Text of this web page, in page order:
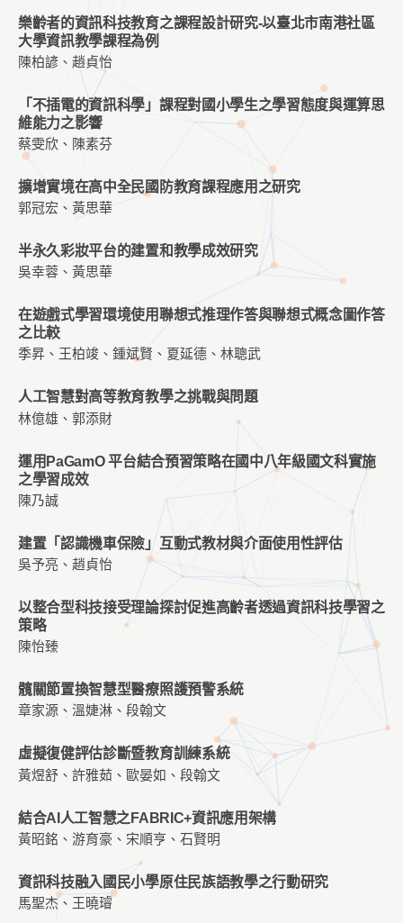
樂齡者的資訊科技教育之課程設計研究-以臺北市南港社區
大學資訊教學課程為例
陳柏諺、趙貞怡
「不插電的資訊科學」課程對國小學生之學習態度與運算思
維能力之影響
蔡雯欣、陳素芬
擴增實境在高中全民國防教育課程應用之研究
郭冠宏、黃思華
半永久彩妝平台的建置和教學成效研究
吳幸蓉、黃思華
在遊戲式學習環境使用聯想式推理作答與聯想式概念圖作答
之比較
季昇、王柏竣、鍾斌賢、夏延德、林聰武
人工智慧對高等教育教學之挑戰與問題
林億雄、郭添財
運用PaGamO 平台結合預習策略在國中八年級國文科實施
之學習成效
陳乃誠
建置「認識機車保險」互動式教材與介面使用性評估
吳予亮、趙貞怡
以整合型科技接受理論探討促進高齡者透過資訊科技學習之
策略
陳怡臻
髖關節置換智慧型醫療照護預警系統
章家源、溫婕淋、段翰文
虛擬復健評估診斷暨教育訓練系統
黃煜舒、許雅茹、歐晏如、段翰文
結合AI人工智慧之FABRIC+資訊應用架構
黃昭銘、游育豪、宋順亨、石賢明
資訊科技融入國民小學原住民族語教學之行動研究
馬聖杰、王曉璿